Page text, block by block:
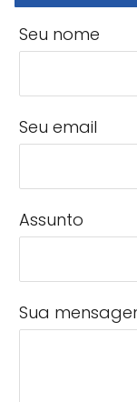
Seu nome
Seu email
Assunto
Sua